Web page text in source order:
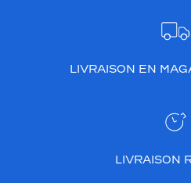
LIVRAISON EN
LIVRAISON